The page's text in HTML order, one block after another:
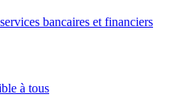
bancaires et financiers
à tous